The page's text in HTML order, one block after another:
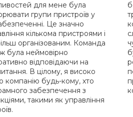
для мене була
групи пристроїв у
Це значно
кількома пристроями і
організованим. Команда
була неймовірно
відповідаючи на
В цілому, я високо
будь-кому, хто
забезпечення з
такими як управління